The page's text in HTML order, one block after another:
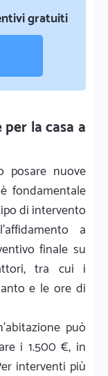
gratuiti
la casa a
posare nuove
fondamentale
di intervento
a
finale su
tra cui i
e le ore di
può
i 1.500 €, in
interventi più